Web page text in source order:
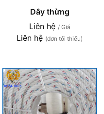
Dây thừng
Liên hệ / Giá
Liên hệ (đơn tối thiểu)